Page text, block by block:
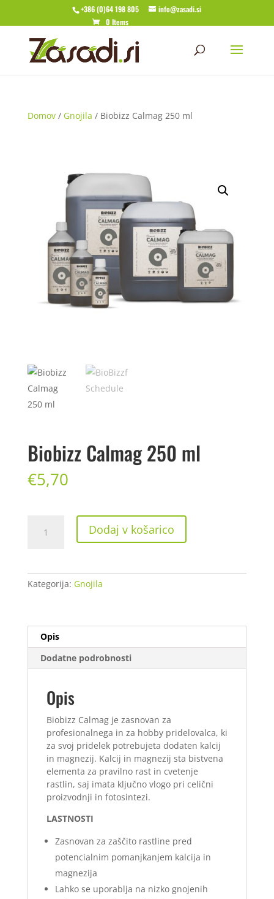
+386 (0)64 198 805
info@zasadi.si
0 Items
Domov/ Gnojila / Biobizz Calmag 250 ml
Biobizz Calmag 250 ml
€5,70
Calmag
količina
Dodaj v košarico
Kategorija: Gnojila
Opis
Dodatne podrobnosti
Opis
Biobizz Calmag je zasnovan za
profesionalnega in za hobby pridelovalca, ki
za svoj pridelek potrebujeta dodaten kalcij
in magnezij. Kalcij in magnezij sta bistvena
elementa za pravilno rast in cvetenje
rastlin, saj imata ključno vlogo pri celični
proizvodnji in fotosintezi.
LASTNOSTI
Zasnovan za zaščito rastline pred
potencialnim pomanjkanjem kalcija in
magnezija
Lahko se uporablja na nizko gnojenih